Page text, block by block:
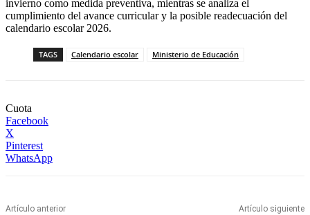
invierno como medida preventiva, mientras se analiza el
cumplimiento del avance curricular y la posible readecuación del
calendario escolar 2026.
TAGS Calendario escolar Ministerio de Educación
Cuota
Facebook
X
Pinterest
WhatsApp
Artículo anterior Artículo siguiente